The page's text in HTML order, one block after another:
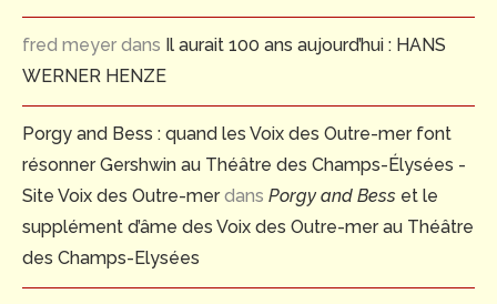
fred meyer dans Il aurait 100 ans aujourd’hui : HANS
WERNER HENZE
Porgy and Bess : quand les Voix des Outre-mer font
résonner Gershwin au Théâtre des Champs-Élysées -
Site Voix des Outre-merdans Porgy and Bess et le
supplément d’âme des Voix des Outre-mer au Théâtre
des Champs-Elysées